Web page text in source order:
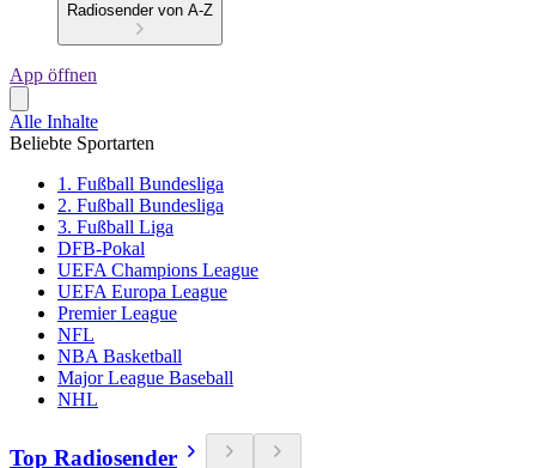
Radiosender von A-Z
App öffnen
Alle Inhalte
Beliebte Sportarten
1. Fußball Bundesliga
2. Fußball Bundesliga
3. Fußball Liga
DFB-Pokal
UEFA Champions League
UEFA Europa League
Premier League
NFL
NBA Basketball
Major League Baseball
NHL
Top Radiosender